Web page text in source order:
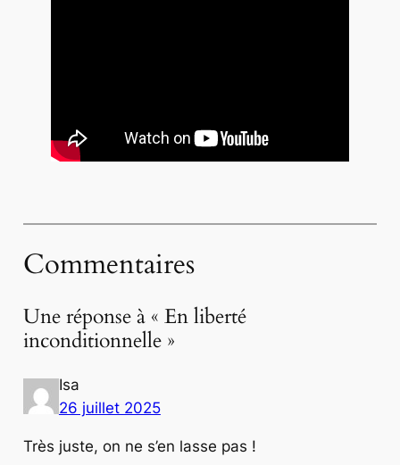
Commentaires
Une réponse à « En liberté
inconditionnelle »
Isa
26 juillet 2025
Très juste, on ne s’en lasse pas !